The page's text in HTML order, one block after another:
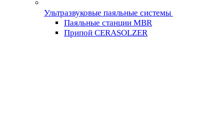
Ультразвуковые паяльные системы
Паяльные станции MBR
Припой CERASOLZER